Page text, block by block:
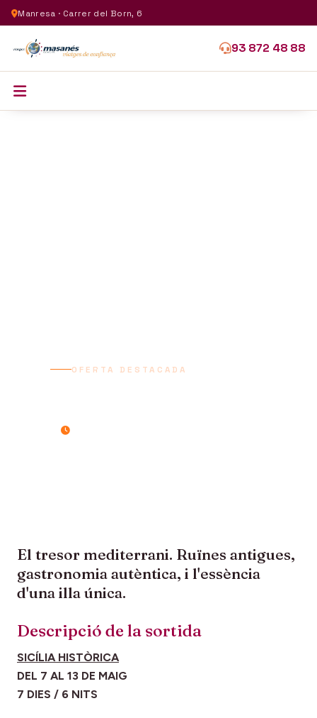
Manresa · Carrer del Born, 6
93 872 48 88
OFERTA DESTACADA
7 dies / 6 nits
El tresor mediterrani. Ruïnes antigues,
gastronomia autèntica, i l'essència
d'una illa única.
Descripció de la sortida
SICÍLIA HISTÒRICA
DEL 7 AL 13 DE MAIG
7 DIES / 6 NITS